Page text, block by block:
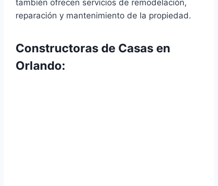
también ofrecen servicios de remodelación,
reparación y mantenimiento de la propiedad.
Constructoras de Casas en
Orlando: